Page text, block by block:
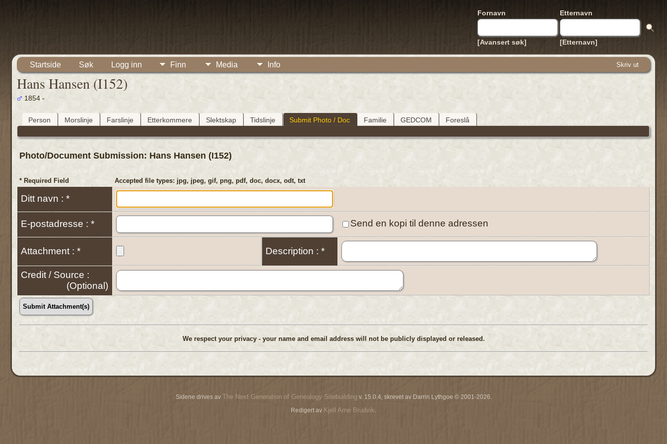
Fornavn Etternavn
[Avansert søk] [Etternavn]
Startside Søk Logg inn Finn Media Info Skriv ut
Hans Hansen (I152)
1854 -
Person Morslinje Farslinje Etterkommere Slektskap Tidslinje Submit Photo / Doc Familie GEDCOM Foreslå
Photo/Document Submission: Hans Hansen (I152)
* Required Field Accepted file types: jpg, jpeg, gif, png, pdf, doc, docx, odt, txt
Ditt navn : *
E-postadresse : * Send en kopi til denne adressen
Attachment : * Description : *
Credit / Source :
(Optional)
We respect your privacy - your name and email address will not be publicly displayed or released.
Sidene drives av The Next Generation of Genealogy Sitebuilding v. 15.0.4, skrevet av Darrin Lythgoe © 2001-2026.
Redigert av Kjell Arne Brudvik.